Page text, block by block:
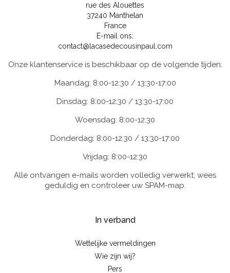
rue des Alouettes
37240 Manthelan
France
E-mail ons:
contact@lacasedecousinpaul.com
Onze klantenservice is beschikbaar op de volgende tijden:
Maandag: 8:00-12:30 / 13:30-17:00
Dinsdag: 8:00-12:30 / 13:30-17:00
Woensdag: 8:00-12:30
Donderdag: 8:00-12:30 / 13:30-17:00
Vrijdag: 8:00-12:30
Alle ontvangen e-mails worden volledig verwerkt; wees
geduldig en controleer uw SPAM-map.
In verband
Wettelijke vermeldingen
Wie zijn wij?
Pers